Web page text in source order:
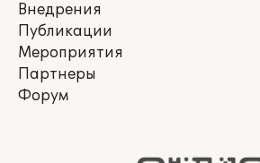
Внедрения
Публикации
Мероприятия
Партнеры
Форум